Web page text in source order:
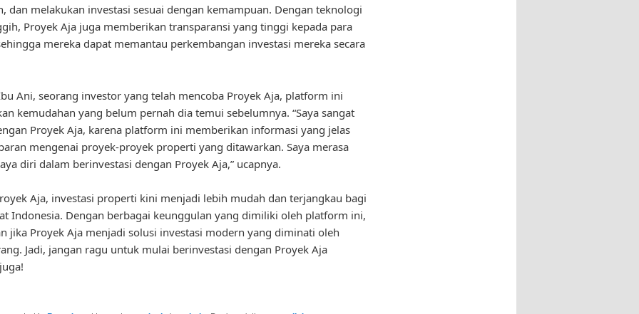
dan melakukan investasi sesuai dengan kemampuan. Dengan teknologi
Proyek Aja juga memberikan transparansi yang tinggi kepada para
mereka dapat memantau perkembangan investasi mereka secara
Ani, seorang investor yang telah mencoba Proyek Aja, platform ini
kemudahan yang belum pernah dia temui sebelumnya. “Saya sangat
Proyek Aja, karena platform ini memberikan informasi yang jelas
mengenai proyek-proyek properti yang ditawarkan. Saya merasa
diri dalam berinvestasi dengan Proyek Aja,” ucapnya.
Aja, investasi properti kini menjadi lebih mudah dan terjangkau bagi
Indonesia. Dengan berbagai keunggulan yang dimiliki oleh platform ini,
jika Proyek Aja menjadi solusi investasi modern yang diminati oleh
Jadi, jangan ragu untuk mulai berinvestasi dengan Proyek Aja